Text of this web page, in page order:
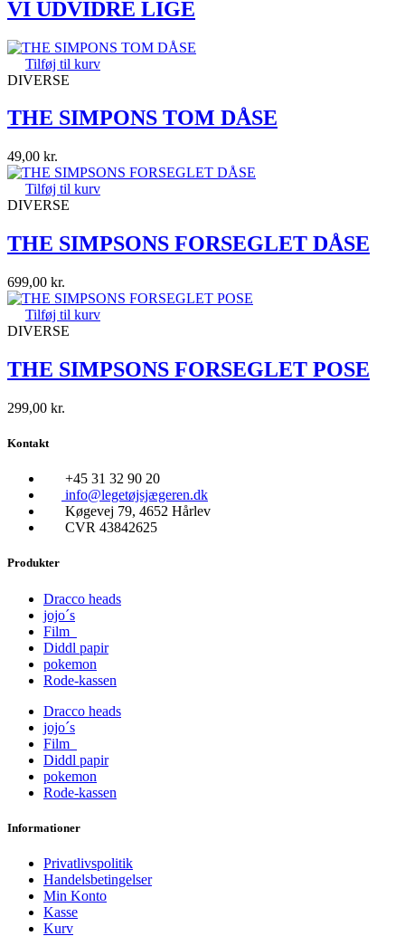
VI UDVIDRE LIGE
Tilføj til kurv
DIVERSE
THE SIMPONS TOM DÅSE
49,00 kr.
Tilføj til kurv
DIVERSE
THE SIMPSONS FORSEGLET DÅSE
699,00 kr.
Tilføj til kurv
DIVERSE
THE SIMPSONS FORSEGLET POSE
299,00 kr.
Kontakt
+45 31 32 90 20
info@legetøjsjægeren.dk
Køgevej 79, 4652 Hårlev
CVR 43842625
Produkter
Dracco heads
jojo´s
Film
Diddl papir
pokemon
Rode-kassen
Dracco heads
jojo´s
Film
Diddl papir
pokemon
Rode-kassen
Informationer
Privatlivspolitik
Handelsbetingelser
Min Konto
Kasse
Kurv